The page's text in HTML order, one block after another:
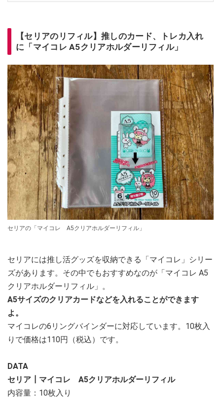
【セリアのリフィル】推しのカード、トレカ入れ
に「マイコレ A5クリアホルダーリフィル」
セリアの「マイコレ A5クリアホルダーリフィル」
セリアには推し活グッズを収納できる「マイコレ」シリー
ズがあります。その中でもおすすめなのが「マイコレ A5
クリアホルダーリフィル」。
A5サイズのクリアカードなどを入れることができます
よ。
マイコレの6リングバインダーに対応しています。10枚入
りで価格は110円（税込）です。
DATA
セリア┃マイコレ A5クリアホルダーリフィル
内容量：10枚入り